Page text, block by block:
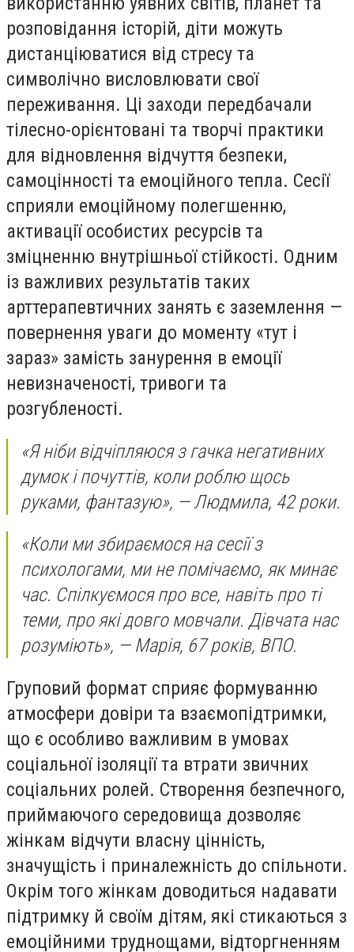
розповідання історій, діти можуть
дистанціюватися від стресу та
символічно висловлювати свої
переживання. Ці заходи передбачали
тілесно-орієнтовані та творчі практики
для відновлення відчуття безпеки,
самоцінності та емоційного тепла. Сесії
сприяли емоційному полегшенню,
активації особистих ресурсів та
зміцненню внутрішньої стійкості. Одним
із важливих результатів таких
арттерапевтичних занять є заземлення —
повернення уваги до моменту «тут і
зараз» замість занурення в емоції
невизначеності, тривоги та
розгубленості.
«Я ніби відчіпляюся з гачка негативних
думок і почуттів, коли роблю щось
руками, фантазую», — Людмила, 42 роки.
«Коли ми збираємося на сесії з
психологами, ми не помічаємо, як минає
час. Спілкуємося про все, навіть про ті
теми, про які довго мовчали. Дівчата нас
розуміють», — Марія, 67 років, ВПО.
Груповий формат сприяє формуванню
атмосфери довіри та взаємопідтримки,
що є особливо важливим в умовах
соціальної ізоляції та втрати звичних
соціальних ролей. Створення безпечного,
приймаючого середовища дозволяє
жінкам відчути власну цінність,
значущість і приналежність до спільноти.
Окрім того жінкам доводиться надавати
підтримку й своїм дітям, які стикаються з
емоційними труднощами, відторгненням